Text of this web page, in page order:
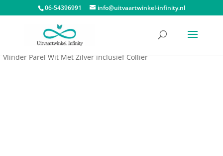
06-54396991 info@uitvaartwinkel-infinity.nl
Assieraden/Ashangers
Vlinder Parel Wit Met Zilver inclusief Collier